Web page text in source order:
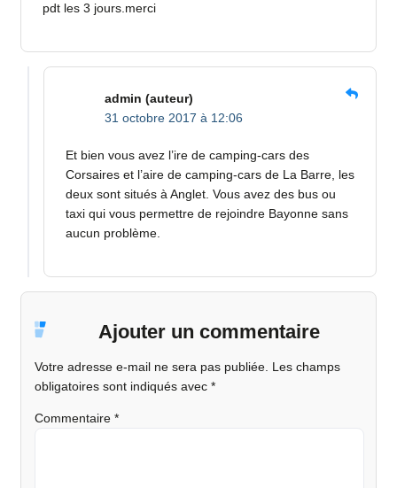
pdt les 3 jours.merci
admin (auteur)
31 octobre 2017 à 12:06
Et bien vous avez l’ire de camping-cars des
Corsaires et l’aire de camping-cars de La Barre, les
deux sont situés à Anglet. Vous avez des bus ou
taxi qui vous permettre de rejoindre Bayonne sans
aucun problème.
Ajouter un commentaire
Votre adresse e-mail ne sera pas publiée. Les champs
obligatoires sont indiqués avec *
Commentaire *